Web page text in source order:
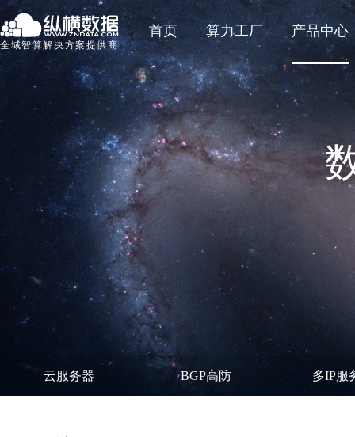
全域智算解决方案提供商
首页 算力工厂 产品中心
云服务器 BGP高防 多IP服